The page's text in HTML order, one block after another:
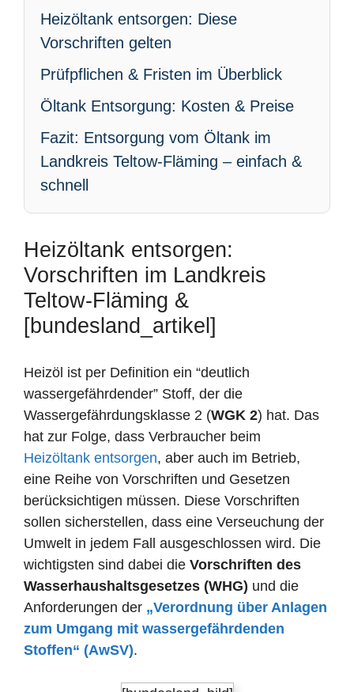
Heizöltank entsorgen: Diese
Vorschriften gelten
Prüfpflichen & Fristen im Überblick
Öltank Entsorgung: Kosten & Preise
Fazit: Entsorgung vom Öltank im
Landkreis Teltow-Fläming – einfach &
schnell
Heizöltank entsorgen:
Vorschriften im Landkreis
Teltow-Fläming &
[bundesland_artikel]
Heizöl ist per Definition ein “deutlich
wassergefährdender” Stoff, der die
Wassergefährdungsklasse 2 (WGK 2) hat. Das
hat zur Folge, dass Verbraucher beim
Heizöltank entsorgen, aber auch im Betrieb,
eine Reihe von Vorschriften und Gesetzen
berücksichtigen müssen. Diese Vorschriften
sollen sicherstellen, dass eine Verseuchung der
Umwelt in jedem Fall ausgeschlossen wird. Die
wichtigsten sind dabei die Vorschriften des
Wasserhaushaltsgesetzes (WHG) und die
Anforderungen der „Verordnung über Anlagen
zum Umgang mit wassergefährdenden
Stoffen“ (AwSV).